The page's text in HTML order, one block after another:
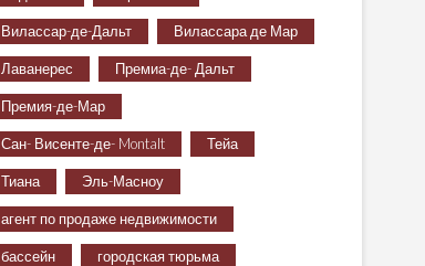
Вилассар-де-Дальт Вилассара де Мар
Лаванерес Премиа-де- Дальт
Премия-де-Мар
Сан- Висенте-де- Montalt Тейа
Тиана Эль-Масноу
агент по продаже недвижимости
бассейн городская тюрьма